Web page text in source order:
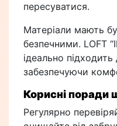
пересуватися.
Матеріали мають
безпечними. LOFT
ідеально підходить
забезпечуючи
Корисні поради
Регулярно